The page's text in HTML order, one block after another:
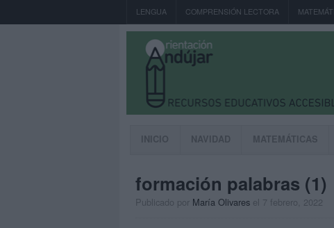
LENGUA COMPRENSIÓN LECTORA
INICIO NAVIDAD MATEMÁTICAS
formación palabras (1)
Publicado por María Olivares el 7 febrero, 2022